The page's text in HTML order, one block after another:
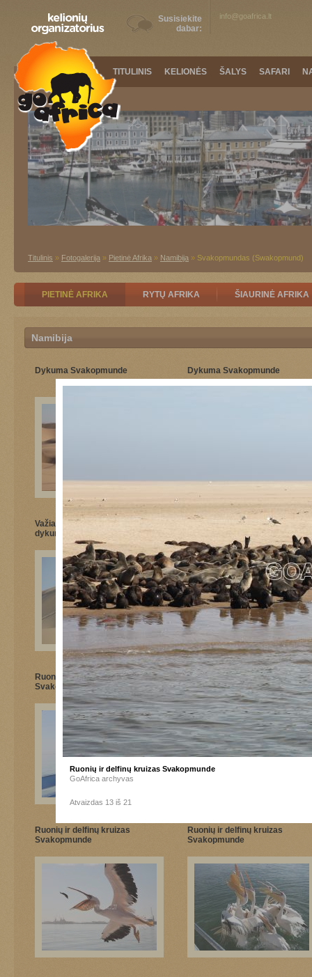
Susisiekite
dabar:
info@goafrica.lt
TITULINIS KELIONĖS ŠALYS SAFARI
Titulinis » Fotogalerija » Pietinė Afrika » Namibija » Svakopmundas (Swakopmund)
PIETINĖ AFRIKA RYTŲ AFRIKA ŠIAURINĖ AFRIKA
Namibija
Dykuma Svakopmunde Dykuma Svakopmunde
Važiavimas keturraičiais
dykumoje prie Svakopmundo
Važiavimas keturraičiais
dykumoje prie Svakopmundo
Ruonių ir delfinų kruizas
Svakopmunde
Ruonių ir delfinų kruizas
Svakopmunde
Ruonių ir delfinų kruizas
Svakopmunde
Ruonių ir delfinų kruizas
Svakopmunde
Ruonių ir delfinų kruizas Svakopmunde
GoAfrica archyvas
Atvaizdas 13 iš 21